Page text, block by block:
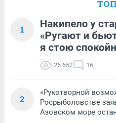
1
Накипело у
«Ругают и
я стою
26 652 16
2
«Рукотворной
Росрыболовстве
Азовском море